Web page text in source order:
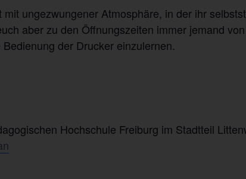
ungezwungener Atmosphäre, in der ihr
aber zu den Öffnungszeiten immer jemand
der Drucker einzulernen.
Hochschule Freiburg im Stadtteil